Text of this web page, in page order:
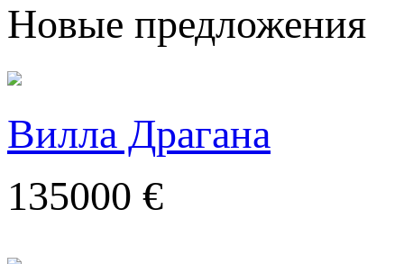
Новые предложения
Вилла Драгана
135000 €